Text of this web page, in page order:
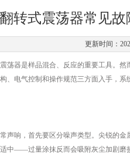
转式震荡器常见
更新时间：
器是样品混合、反应的重要工具。然
、电气控制和操作规范三方面入手，系
声响，首先要区分噪声类型。尖锐的
中——过量涂抹反而会吸附灰尘加剧